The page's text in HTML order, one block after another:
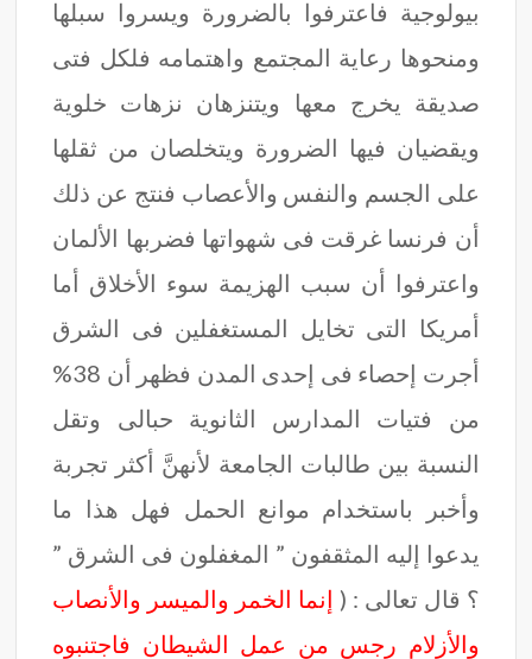
بيولوجية فاعترفوا بالضرورة ويسروا سبلها
ومنحوها رعاية المجتمع واهتمامه فلكل فتى
صديقة يخرج معها ويتنزهان نزهات خلوية
ويقضيان فيها الضرورة ويتخلصان من ثقلها
على الجسم والنفس والأعصاب فنتج عن ذلك
أن فرنسا غرقت فى شهواتها فضربها الألمان
واعترفوا أن سبب الهزيمة سوء الأخلاق أما
أمريكا التى تخايل المستغفلين فى الشرق
أجرت إحصاء فى إحدى المدن فظهر أن 38%
من فتيات المدارس الثانوية حبالى وتقل
النسبة بين طالبات الجامعة لأنهنَّ أكثر تجربة
وأخبر باستخدام موانع الحمل فهل هذا ما
يدعوا إليه المثقفون ” المغفلون فى الشرق ”
؟ قال تعالى : ( إنما الخمر والميسر والأنصاب
والأزلام رجس من عمل الشيطان فاجتنبوه